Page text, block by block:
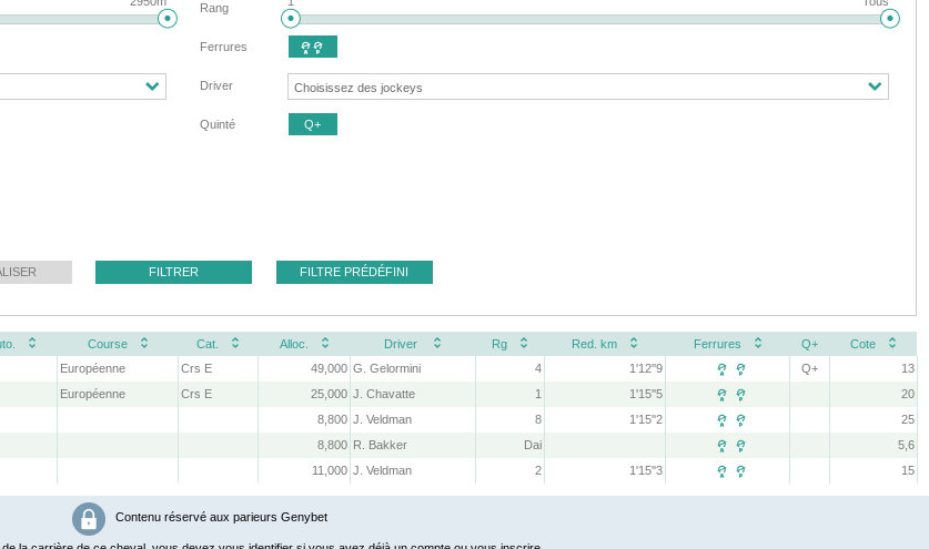
Rang
Ferrures 
Driver
Quinté Q+
FILTRER FILTRE PRÉDÉFINI
Course Cat. Alloc. Driver Rg Red. km Ferrures Q+
Cote
Européenne Crs E 49,000 G. Gelormini 4 1'12''9   Q+
13
Européenne Crs E 25,000 J. Chavatte 1 1'15''5  
20
8,800 J. Veldman 8 1'15''2  
25
8,800 R. Bakker Dai  
5,6
11,000 J. Veldman 2 1'15''3   15
Contenu réservé aux parieurs Genybet